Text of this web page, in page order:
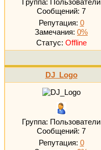
Группа: Пользователи
Сообщений: 7
Репутация: 0
Замечания: 0%
Статус: Offline
DJ_Logo
Группа: Пользователи
Сообщений: 7
Репутация: 0